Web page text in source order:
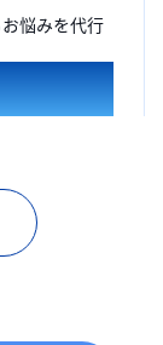
悩みを代行